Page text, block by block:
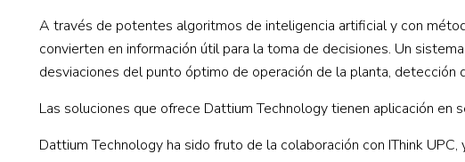
A través de potentes algoritmos de inteligencia artificial y con
convierten en información útil para la toma de decisiones. Un
desviaciones del punto óptimo de operación de la planta,
Las soluciones que ofrece Dattium Technology tienen aplicación
Dattium Technology ha sido fruto de la colaboración con IThink